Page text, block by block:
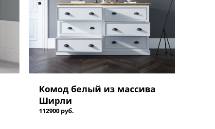
Комод белый из массива
Ширли
112900 руб.